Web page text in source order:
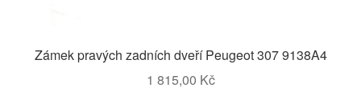
Zámek pravých zadních dveří Peugeot 307 9138A4
1 815,00 Kč